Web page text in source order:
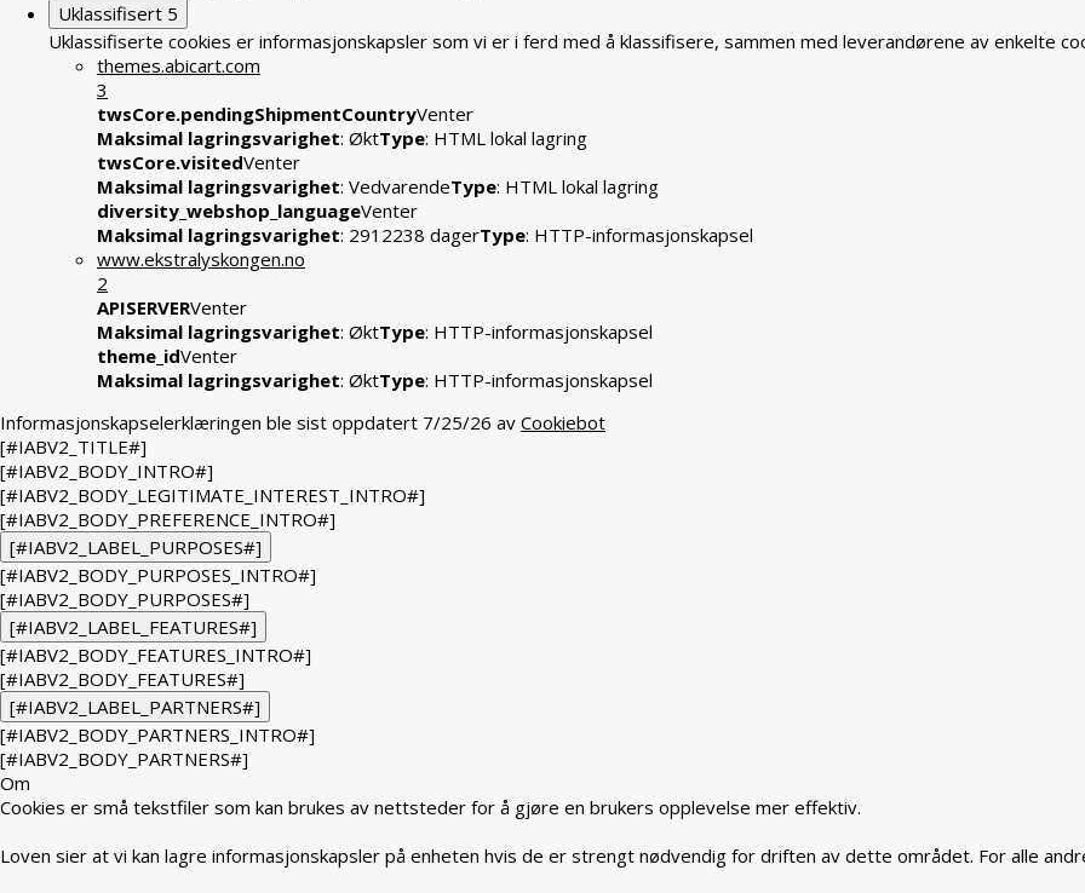
Uklassifisert 5
Uklassifiserte cookies er informasjonskapsler som vi er i ferd med å klassifisere, sammen med leverandørene av enkelte
themes.abicart.com
3
twsCore.pendingShipmentCountryVenter
Maksimal lagringsvarighet: ØktType: HTML lokal lagring
twsCore.visitedVenter
Maksimal lagringsvarighet: VedvarendeType: HTML lokal lagring
diversity_webshop_languageVenter
Maksimal lagringsvarighet: 2912238 dagerType: HTTP-informasjonskapsel
www.ekstralyskongen.no
2
APISERVERVenter
Maksimal lagringsvarighet: ØktType: HTTP-informasjonskapsel
theme_idVenter
Maksimal lagringsvarighet: ØktType: HTTP-informasjonskapsel
Informasjonskapselerklæringen ble sist oppdatert 7/25/26 av Cookiebot
[#IABV2_TITLE#]
[#IABV2_BODY_INTRO#]
[#IABV2_BODY_LEGITIMATE_INTEREST_INTRO#]
[#IABV2_BODY_PREFERENCE_INTRO#]
[#IABV2_LABEL_PURPOSES#]
[#IABV2_BODY_PURPOSES_INTRO#]
[#IABV2_BODY_PURPOSES#]
[#IABV2_LABEL_FEATURES#]
[#IABV2_BODY_FEATURES_INTRO#]
[#IABV2_BODY_FEATURES#]
[#IABV2_LABEL_PARTNERS#]
[#IABV2_BODY_PARTNERS_INTRO#]
[#IABV2_BODY_PARTNERS#]
Om
Cookies er små tekstfiler som kan brukes av nettsteder for å gjøre en brukers opplevelse mer effektiv.
Loven sier at vi kan lagre informasjonskapsler på enheten hvis de er strengt nødvendig for driften av dette området. For alle